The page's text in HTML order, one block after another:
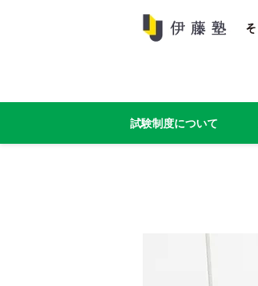
試験制度について